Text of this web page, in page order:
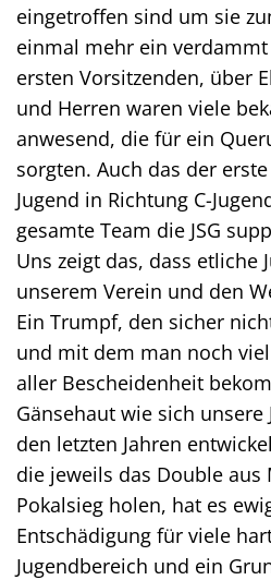
eingetroffen sind um sie
einmal mehr ein
ersten Vorsitzenden, über
und Herren waren viele
anwesend, die für ein
sorgten. Auch das der
Jugend in Richtung C-
gesamte Team die JSG
Uns zeigt das, dass etliche
unserem Verein und den
Ein Trumpf, den sicher
und mit dem man noch
aller Bescheidenheit
Gänsehaut wie sich
den letzten Jahren
die jeweils das Double aus
Pokalsieg holen, hat es
Entschädigung für viele
Jugendbereich und ein